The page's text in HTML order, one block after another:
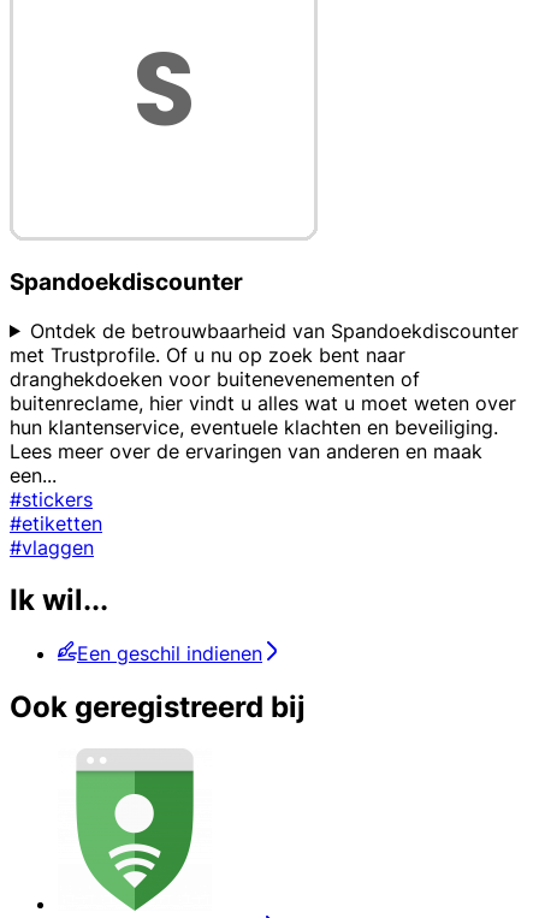
Spandoekdiscounter
Ontdek de betrouwbaarheid van Spandoekdiscounter
met Trustprofile. Of u nu op zoek bent naar
dranghekdoeken voor buitenevenementen of
buitenreclame, hier vindt u alles wat u moet weten over
hun klantenservice, eventuele klachten en beveiliging.
Lees meer over de ervaringen van anderen en maak
een...
#stickers
#etiketten
#vlaggen
Ik wil...
Een geschil indienen
Ook geregistreerd bij